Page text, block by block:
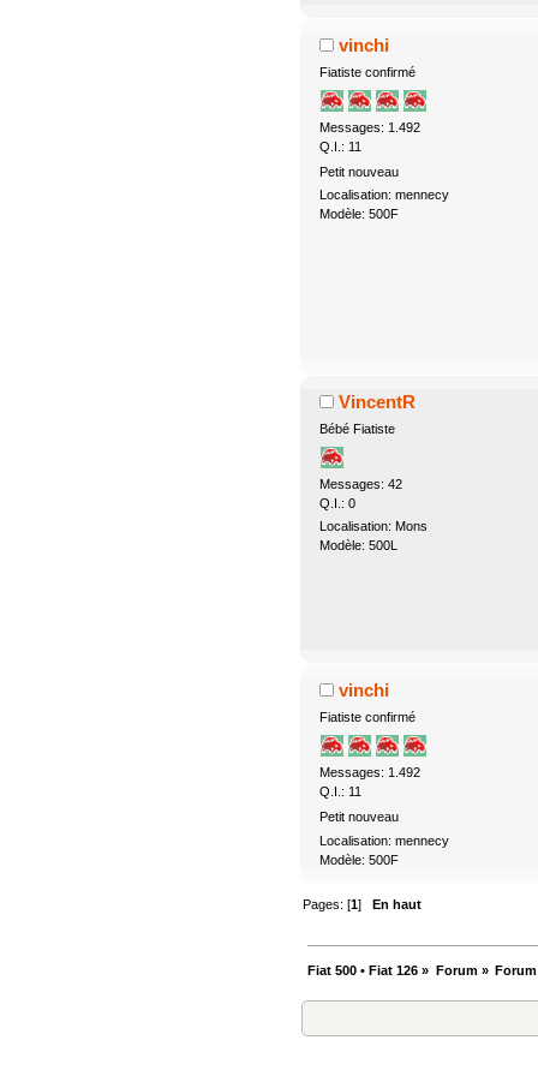
vinchi
Fiatiste confirmé
Messages: 1.492
Q.I.: 11
Petit nouveau
Localisation: mennecy
Modèle: 500F
VincentR
Bébé Fiatiste
Messages: 42
Q.I.: 0
Localisation: Mons
Modèle: 500L
vinchi
Fiatiste confirmé
Messages: 1.492
Q.I.: 11
Petit nouveau
Localisation: mennecy
Modèle: 500F
Pages: [1]En haut
Fiat 500 • Fiat 126 » Forum»